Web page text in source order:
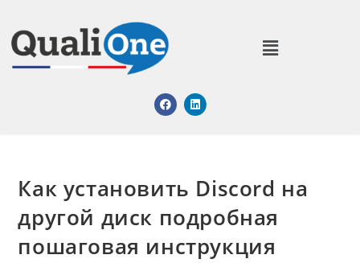
Как установить Discord на
другой диск подробная
пошаговая инструкция